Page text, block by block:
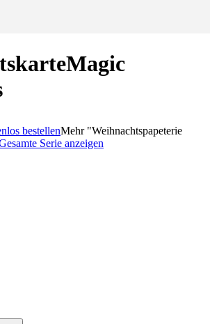
Magic
bestellenMehr"Weihnachtspapeterie
Serie anzeigen